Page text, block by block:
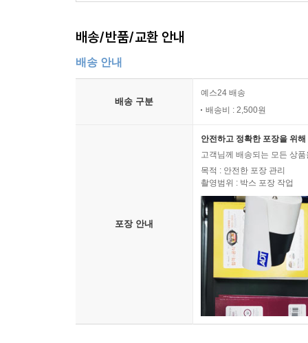
배송/반품/교환 안내
배송 안내
배송 구분
예스24 배송
배송비 : 2,500원
포장 안내
안전하고 정확한 포장을 위
고객님께 배송되는 모든 상
목적 : 안전한 포장 관리
촬영범위 : 박스 포장 작업